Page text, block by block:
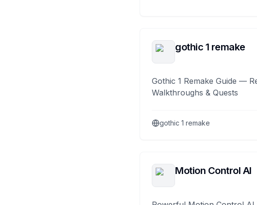
gothic 1 remake
Gothic 1 Remake Guide —
Walkthroughs & Quests
gothic 1 remake
Motion Control AI